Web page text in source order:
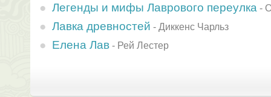
Легенды и мифы Лаврового переулка -
Лавка древностей - Диккенс Чарльз
Елена Лав - Рей Лестер